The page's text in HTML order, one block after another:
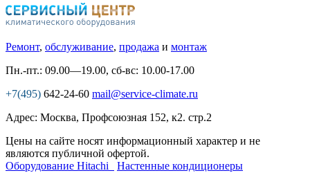
Ремонт, обслуживание, продажа и монтаж
Пн.-пт.: 09.00—19.00, сб-вс: 10.00-17.00
+7(495) 642-24-60 mail@service-climate.ru
Адрес: Москва, Профсоюзная 152, к2. стр.2
Цены на сайте носят информационный характер и не
являются публичной офертой.
Оборудование Hitachi
Настенные кондиционеры